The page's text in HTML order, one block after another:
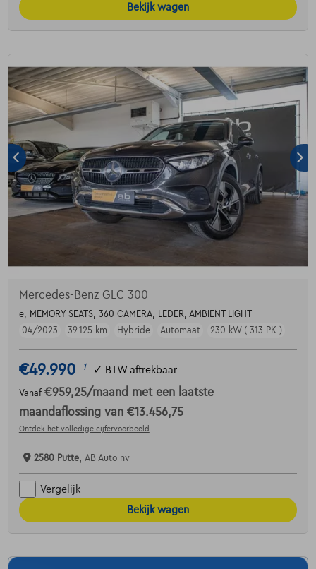
Bekijk wagen
Mercedes-Benz GLC 300
e, MEMORY SEATS, 360 CAMERA, LEDER, AMBIENT LIGHT
04/2023
39.125 km Hybride Automaat 230 kW ( 313 PK )
€49.990 1 ✓ BTW aftrekbaar
Vanaf €959,25/maand met een laatste
maandaflossing van €13.456,75
Ontdek het volledige cijfervoorbeeld
2580 Putte, AB Auto nv
Vergelijk
Bekijk wagen